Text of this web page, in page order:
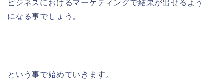
ビジネスにおけるマーケティングで結果が出せるよう
になる事でしょう。
という事で始めていきます。